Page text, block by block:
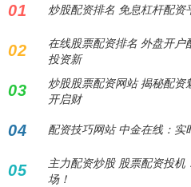
01 炒股配资排名 免
02
在线股票配资排名 外盘开
投资新
03
炒股股票配资网站 揭秘配
开启财
04 配资技巧网站 中金在线：实
05
主力配资炒股 股票配资投
场！